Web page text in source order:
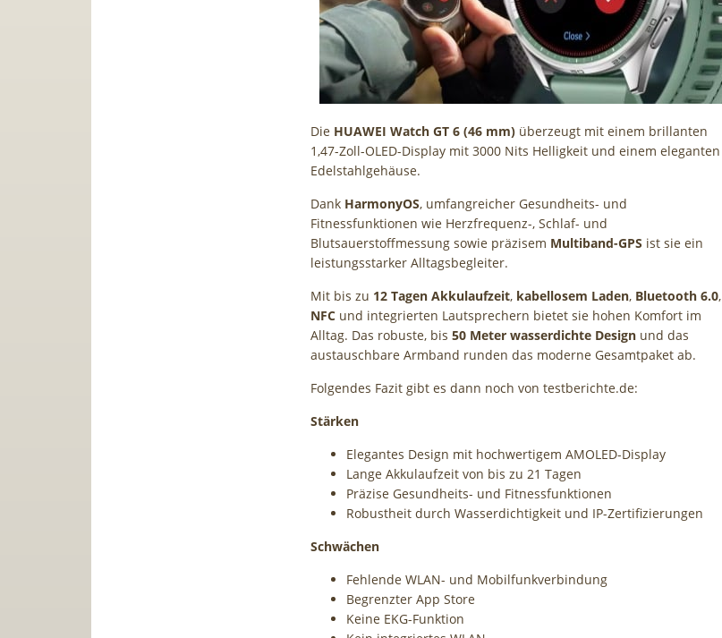
Die HUAWEI Watch GT 6 (46 mm) überzeugt mit einem brillanten
1,47-Zoll-OLED-Display mit 3000 Nits Helligkeit und einem eleganten
Edelstahlgehäuse.
Dank HarmonyOS, umfangreicher Gesundheits- und
Fitnessfunktionen wie Herzfrequenz-, Schlaf- und
Blutsauerstoffmessung sowie präzisem Multiband-GPS ist sie ein
leistungsstarker Alltagsbegleiter.
Mit bis zu 12 Tagen Akkulaufzeit, kabellosem Laden, Bluetooth 6.0,
NFC und integrierten Lautsprechern bietet sie hohen Komfort im
Alltag. Das robuste, bis 50 Meter wasserdichte Design und das
austauschbare Armband runden das moderne Gesamtpaket ab.
Folgendes Fazit gibt es dann noch von testberichte.de:
Stärken
Elegantes Design mit hochwertigem AMOLED-Display
Lange Akkulaufzeit von bis zu 21 Tagen
Präzise Gesundheits- und Fitnessfunktionen
Robustheit durch Wasserdichtigkeit und IP-Zertifizierungen
Schwächen
Fehlende WLAN- und Mobilfunkverbindung
Begrenzter App Store
Keine EKG-Funktion